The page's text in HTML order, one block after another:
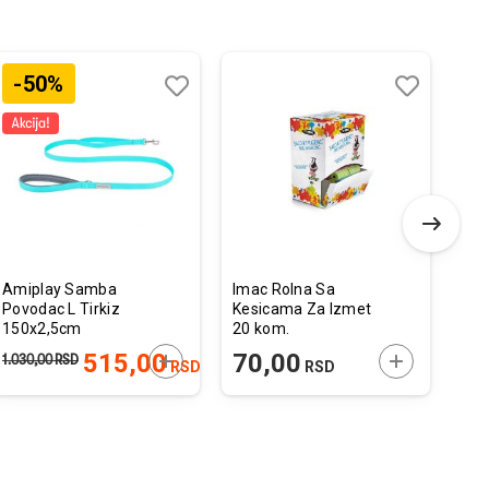
KORPU
-50%
Amiplay Samba
Povodac L Tirkiz
150x2,5cm
515,00RSD
1.030,00RSD DODAJTE U KORPU
želja
Imac Rolna Sa
Kesicama Za Izmet
20 kom.
70,00 RSD DODAJTE U